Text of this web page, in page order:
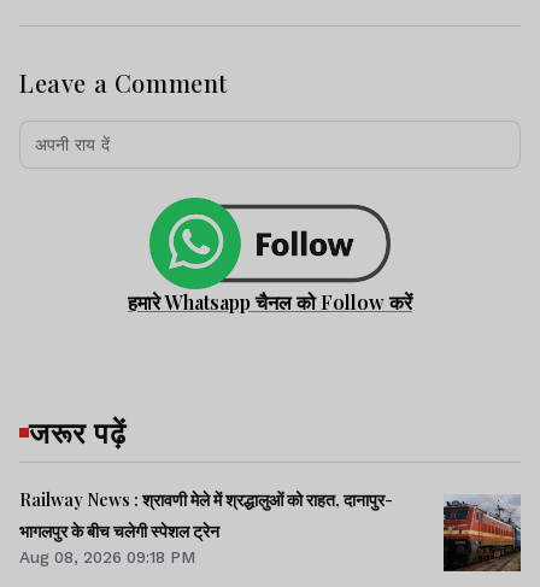
Leave a Comment
हमारे Whatsapp चैनल को Follow करें
जरूर पढ़ें
Railway News : श्रावणी मेले में श्रद्धालुओं को राहत, दानापुर-
भागलपुर के बीच चलेगी स्पेशल ट्रेन
Aug 08, 2026 09:18 PM